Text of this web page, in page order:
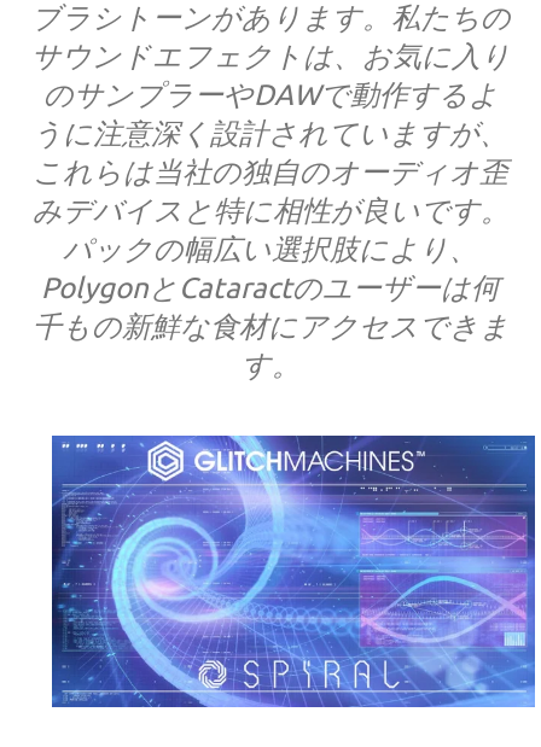
ブラシトーンがあります。私たちの
サウンドエフェクトは、お気に入り
のサンプラーやDAWで動作するよ
うに注意深く設計されていますが、
これらは当社の独自のオーディオ歪
みデバイスと特に相性が良いです。
パックの幅広い選択肢により、
PolygonとCataractのユーザーは何
千もの新鮮な食材にアクセスできま
す。